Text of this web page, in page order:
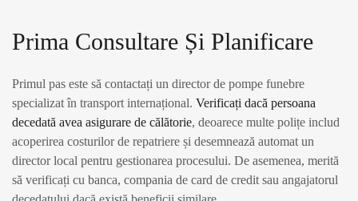
Prima Consultare Și Planificare
Primul pas este să contactați un director de pompe funebre
specializat în transport internațional. Verificați dacă persoana
decedată avea asigurare de călătorie, deoarece multe polițe includ
acoperirea costurilor de repatriere și desemnează automat un
director local pentru gestionarea procesului. De asemenea, merită
să verificați cu banca, compania de card de credit sau angajatorul